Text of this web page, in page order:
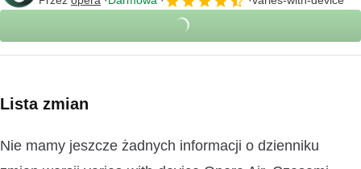
Lista zmian
Nie mamy jeszcze żadnych informacji o dzienniku